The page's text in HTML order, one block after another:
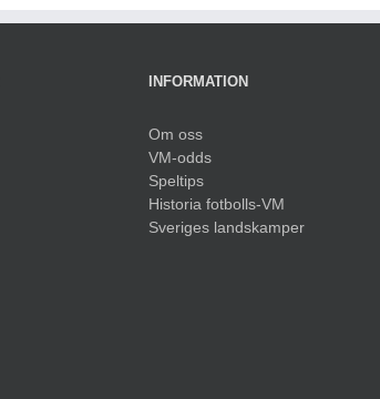
INFORMATION
Om oss
VM-odds
Speltips
Historia fotbolls-VM
Sveriges landskamper